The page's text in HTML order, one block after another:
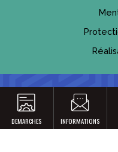
DEMARCHES INFORMATIONS